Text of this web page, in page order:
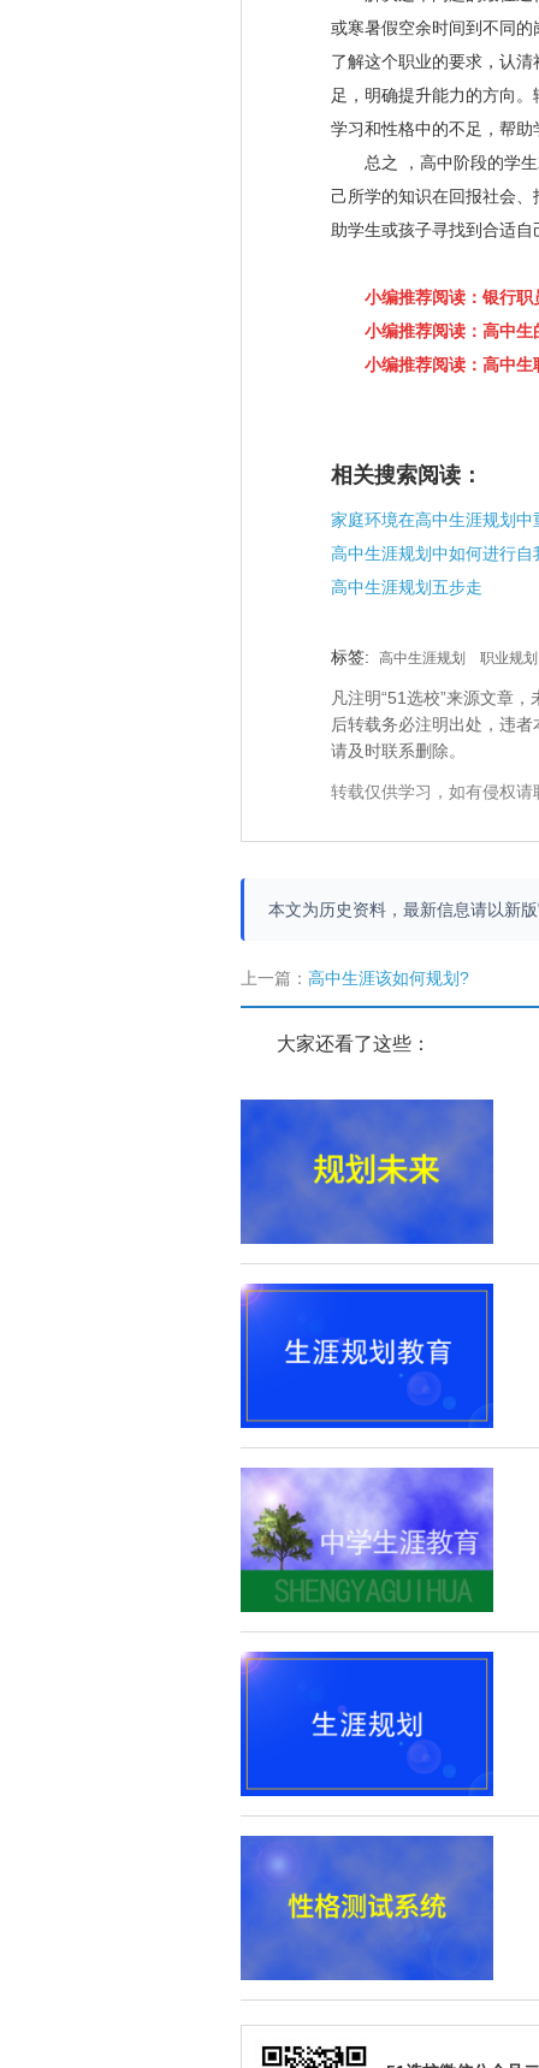
或寒暑假空余时间到不同
了解这个职业的要求，认
足，明确提升能力的方向
学习和性格中的不足，帮
总之 ，高中阶段的学生
己所学的知识在回报社会
助学生或孩子寻找到合适
小编推荐阅读：银行职
小编推荐阅读：高中
小编推荐阅读：高中
相关搜索阅读：
家庭环境在高中生涯规划中
高中生涯规划中如何进行自
高中生涯规划五步走
标签: 高中生涯规划 职业规划
凡注明“51选校”来源文章
后转载务必注明出处，违
请及时联系删除。
转载仅供学习，如有侵权
本文为历史资料，最新信息请以新
上一篇： 高中生涯该如何规划?
大家还看了这些：